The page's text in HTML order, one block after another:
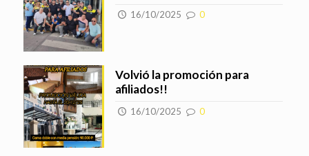
16/10/2025 0
Volvió la promoción para
afiliados!!
16/10/2025 0